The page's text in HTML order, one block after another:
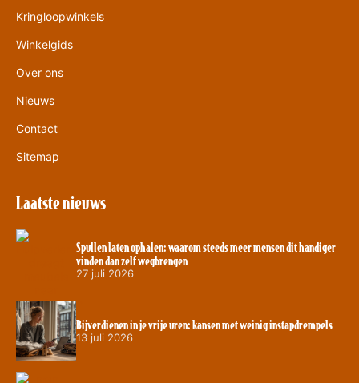
Kringloopwinkels
Winkelgids
Over ons
Nieuws
Contact
Sitemap
Laatste nieuws
Spullen laten ophalen: waarom steeds meer mensen dit handiger
vinden dan zelf wegbrengen
27 juli 2026
Bijverdienen in je vrije uren: kansen met weinig instapdrempels
13 juli 2026